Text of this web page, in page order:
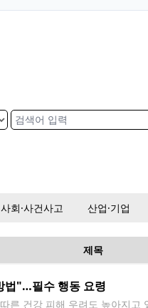
사회·사건사고 산업·기업
제목
법"…필수 행동 요령
른 건강 피해 우려도 높아지